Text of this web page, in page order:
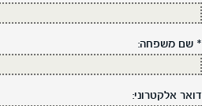
* שם משפחה:
דואר אלקטרוני: